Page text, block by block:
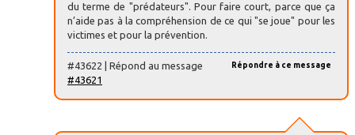
du terme de "prédateurs". Pour faire court, parce que ça
n’aide pas à la compréhension de ce qui "se joue" pour les
victimes et pour la prévention.
Répondre à ce message
#43622 | Répond au message
#43621